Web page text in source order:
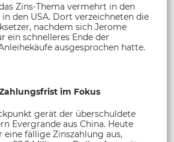
Zins-Thema vermehrt in den
in den USA. Dort verzeichneten die
nachdem sich Jerome
ein schnelleres Ende der
ausgesprochen hatte.
im Fokus
gerät der überschuldete
Evergrande aus China. Heute
fällige Zinszahlung aus,